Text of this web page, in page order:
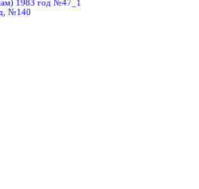
1983 год №47_1
№140